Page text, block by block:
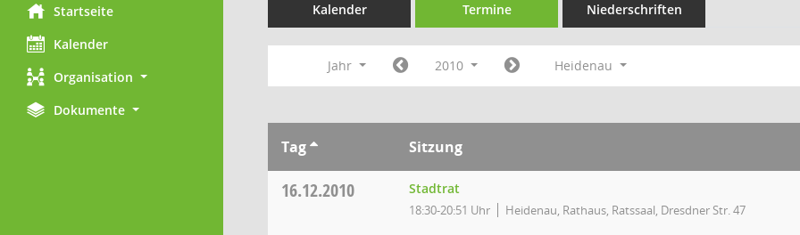
Startseite
Kalender
Organisation
Dokumente
Kalender Termine Niederschriften
Jahr 2010 Heidenau
Tag Sitzung
16.12.2010 Stadtrat
18:30-20:51 Uhr Heidenau, Rathaus, Ratssaal, Dresdner Str. 47